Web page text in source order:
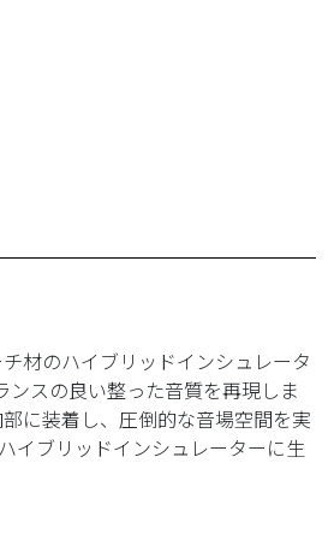
材のハイブリッドインシュレータ
スの良い整った音質を再現しま
に装着し、圧倒的な音場空間を実
イブリッドインシュレーターに生